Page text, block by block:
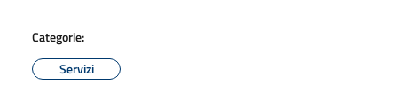
Categorie:
Servizi